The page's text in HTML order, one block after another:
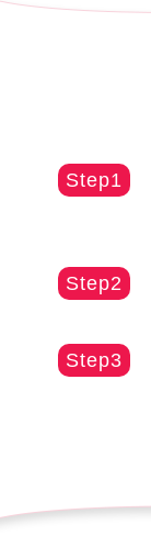
Step1
Step2
Step3